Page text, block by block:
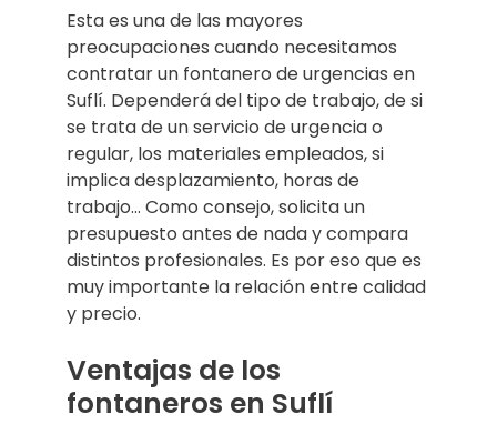
Esta es una de las mayores
preocupaciones cuando necesitamos
contratar un fontanero de urgencias en
Suflí. Dependerá del tipo de trabajo, de si
se trata de un servicio de urgencia o
regular, los materiales empleados, si
implica desplazamiento, horas de
trabajo… Como consejo, solicita un
presupuesto antes de nada y compara
distintos profesionales. Es por eso que es
muy importante la relación entre calidad
y precio.
Ventajas de los
fontaneros en Suflí